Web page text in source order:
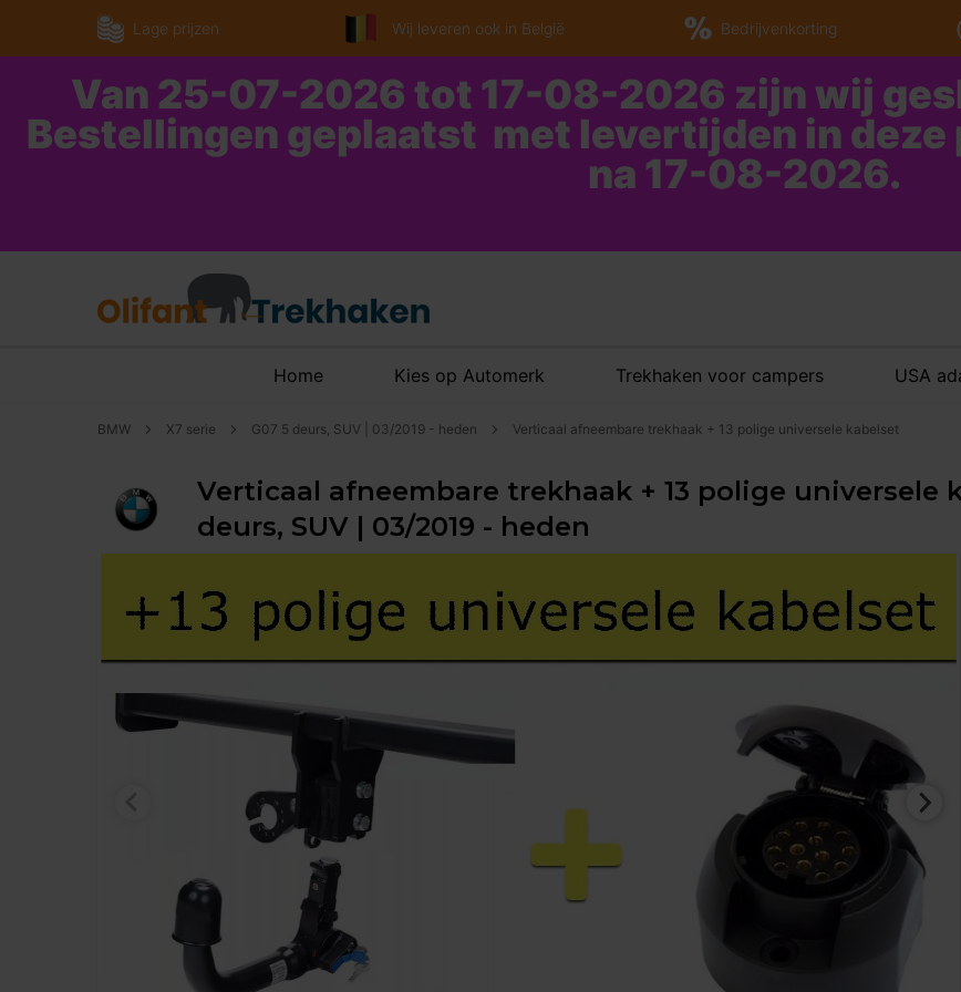
Lage prijzen Wij leveren ook in België Bedrijvenkorting
Van 25-07-2026 tot 17-08-2026 zijn wij
Bestellingen geplaatst met levertijden in
na 17-08-2026.
Home Kies op Automerk Trekhaken voor campers USA
BMW X7 serie G07 5 deurs, SUV | 03/2019 - heden Verticaal afneembare trekhaak + 13 polige universele kabelset
Verticaal afneembare trekhaak + 13 polige universele
deurs, SUV | 03/2019 - heden